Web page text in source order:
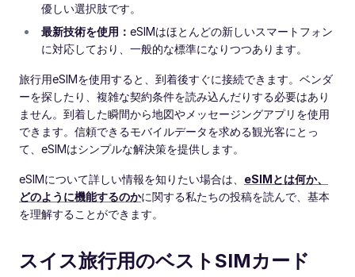
優しい選択肢です。
最新技術を使用： eSIMはほとんどの新しいスマートフォン
に対応しており、一般的な標準になりつつあります。
旅行用eSIMを使用すると、到着後すぐに接続できます。ベンダ
ーを探したり、複雑な契約条件を読み込んだりする必要はあり
ません。到着した瞬間から地図やメッセージングアプリを使用
できます。信頼できるモバイルデータを求める観光客にとっ
て、eSIMはシンプルな解決策を提供します。
eSIMについて詳しい情報を知りたい場合は、 eSIMとは何か、
どのように機能するのかに関する私たちの投稿を読んで、基本
を理解することができます。
スイス旅行用のベストSIMカード